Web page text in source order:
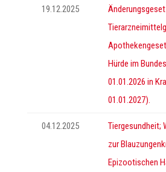
19.12.2025
Hürde im
01.01.2026 in
01.01.2027).
04.12.2025
Tiergesundheit;
zur
Epizootischen